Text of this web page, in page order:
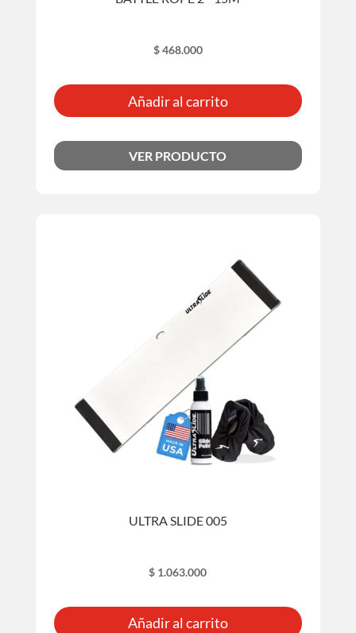
$468.000
Añadir al carrito
VER PRODUCTO
ULTRA SLIDE 005
$ 1.063.000
Añadir al carrito